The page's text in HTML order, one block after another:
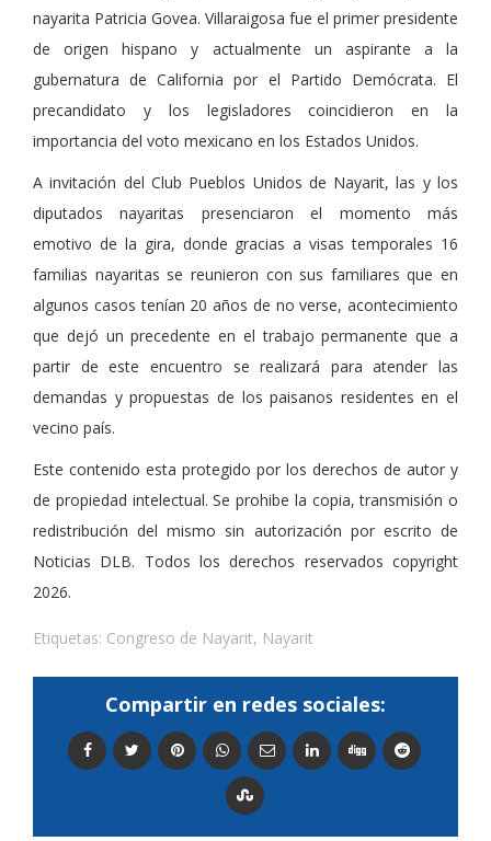
nayarita Patricia Govea. Villaraigosa fue el primer presidente
de origen hispano y actualmente un aspirante a la
gubernatura de California por el Partido Demócrata. El
precandidato y los legisladores coincidieron en la
importancia del voto mexicano en los Estados Unidos.
A invitación del Club Pueblos Unidos de Nayarit, las y los
diputados nayaritas presenciaron el momento más
emotivo de la gira, donde gracias a visas temporales 16
familias nayaritas se reunieron con sus familiares que en
algunos casos tenían 20 años de no verse, acontecimiento
que dejó un precedente en el trabajo permanente que a
partir de este encuentro se realizará para atender las
demandas y propuestas de los paisanos residentes en el
vecino país.
Este contenido esta protegido por los derechos de autor y
de propiedad intelectual. Se prohibe la copia, transmisión o
redistribución del mismo sin autorización por escrito de
Noticias DLB. Todos los derechos reservados copyright
2026.
Etiquetas: Congreso de Nayarit, Nayarit
Compartir en redes sociales: